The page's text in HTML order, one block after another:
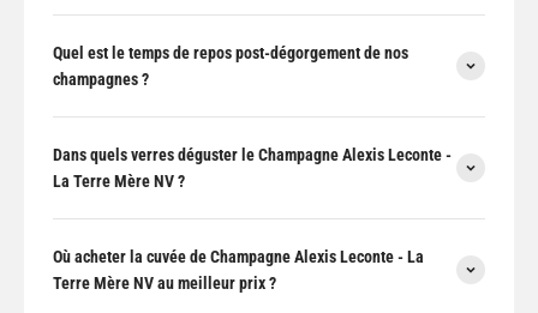
Quel est le temps de repos post-dégorgement de nos
champagnes ?
Dans quels verres déguster le Champagne Alexis Leconte -
La Terre Mère NV ?
Où acheter la cuvée de Champagne Alexis Leconte - La
Terre Mère NV au meilleur prix ?